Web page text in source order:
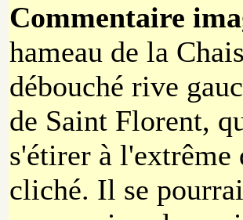
Commentaire
hameau de la
débouché rive
de Saint Florent,
s'étirer à l'extrême
cliché. Il se